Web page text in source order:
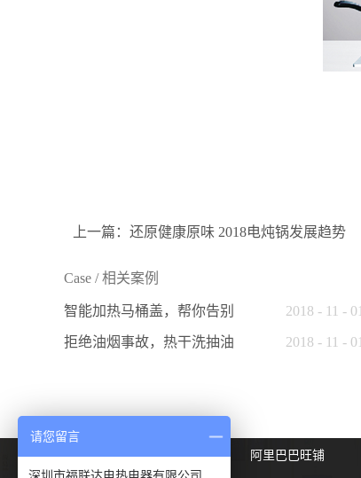
上一篇： 还原健康原味 2018电炖锅发展趋势
Case / 相关案例
智能加热马桶盖，帮你告别
烦恼
2018 - 11 - 01
拒绝油烟事故，热干洗抽油
2018 - 11 - 01
友情链接： 爱采购旺铺 阿里巴巴旺铺
请您留言